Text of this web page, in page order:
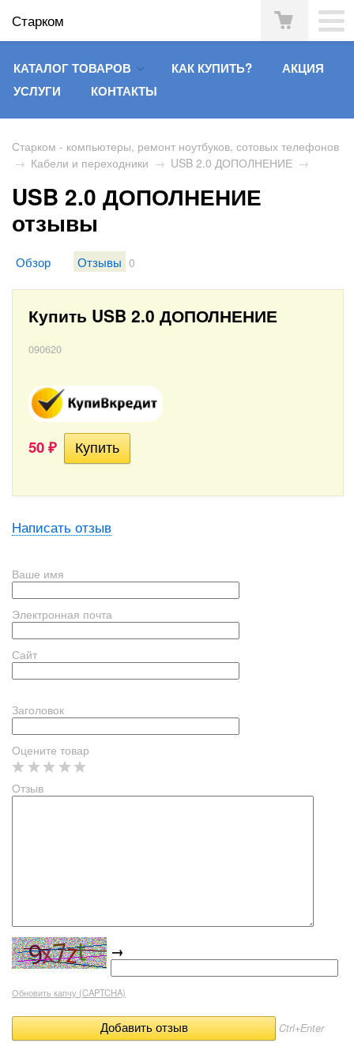
Старком
КАТАЛОГ ТОВАРОВ КАК КУПИТЬ?
АКЦИЯ
УСЛУГИ
КОНТАКТЫ
Старком - компьютеры, ремонт ноутбуков, сотовых телефонов
→ Кабели и переходники → USB 2.0 ДОПОЛНЕНИЕ →
USB 2.0 ДОПОЛНЕНИЕ
отзывы
Обзор Отзывы 0
Купить USB 2.0 ДОПОЛНЕНИЕ
090620
50 ₽
Написать отзыв
Ваше имя
Электронная почта
Сайт
Заголовок
Оцените товар
Отзыв
→
Обновить капчу (CAPTCHA)
Ctrl+Enter